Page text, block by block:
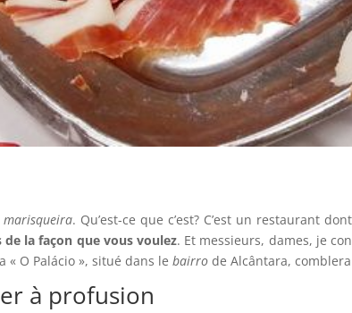
marisqueira. Qu’est-ce que c’est? C’est un restaurant dont
la façon que vous voulez. Et messieurs, dames, je
« O Palácio », situé dans lebairro de Alcântara,
à profusion